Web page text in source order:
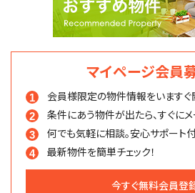
マイページ会員
会員様限定の物件情報をいますぐ
条件にあう物件が出たら、すぐに
何でも気軽に相談。安心サポート付
最新物件を簡単チェック！
今すぐ無料会員登